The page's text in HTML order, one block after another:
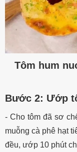
Tôm hum
Bước 2: Ướp
- Cho tôm đã sơ
muỗng cà phê hạt
đều, ướp 10 phút